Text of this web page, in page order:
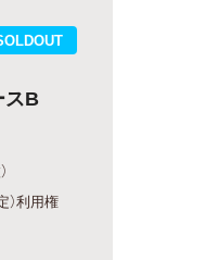
スB
）利用権